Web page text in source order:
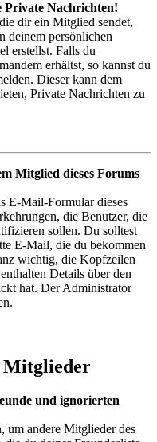
Private Nachrichten!
dir ein Mitglied sendet,
deinem persönlichen
erstellst. Falls du
erhältst, so kannst du
Dieser kann dem
Private Nachrichten zu
Mitglied dieses Forums
E-Mail-Formular dieses
die Benutzer, die
sollen. Du solltest
E-Mail, die du bekommen
wichtig, die Kopfzeilen
Details über den
hat. Der Administrator
Mitglieder
und ignorierten
um andere Mitglieder des